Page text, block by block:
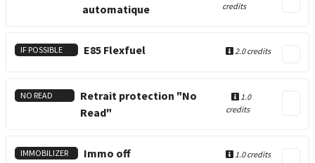
automatique
credits
IF POSSIBLE E85 Flexfuel 2.0 credits
NO READ
Retrait protection "No
Read"
1.0
credits
IMMOBILIZER Immo off 1.0 credits